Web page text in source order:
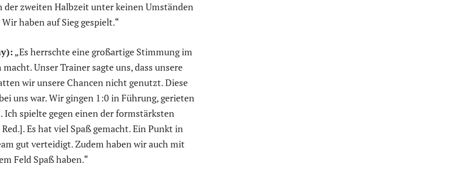
der zweiten Halbzeit unter keinen Umständen
haben auf Sieg gespielt.“
„Es herrschte eine großartige Stimmung im
Unser Trainer sagte uns, dass unsere
wir unsere Chancen nicht genutzt. Diese
uns war. Wir gingen 1:0 in Führung, gerieten
spielte gegen einen der formstärksten
Es hat viel Spaß gemacht. Ein Punkt in
gut verteidigt. Zudem haben wir auch mit
Feld Spaß haben.“